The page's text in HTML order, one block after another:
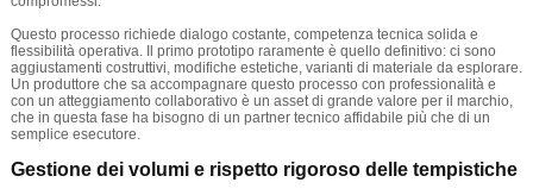
Questo processo richiede dialogo costante, competenza tecnica solida e
flessibilità operativa. Il primo prototipo raramente è quello definitivo: ci sono
aggiustamenti costruttivi, modifiche estetiche, varianti di materiale da esplorare.
Un produttore che sa accompagnare questo processo con professionalità e
con un atteggiamento collaborativo è un asset di grande valore per il marchio,
che in questa fase ha bisogno di un partner tecnico affidabile più che di un
semplice esecutore.
Gestione dei volumi e rispetto rigoroso delle tempistiche